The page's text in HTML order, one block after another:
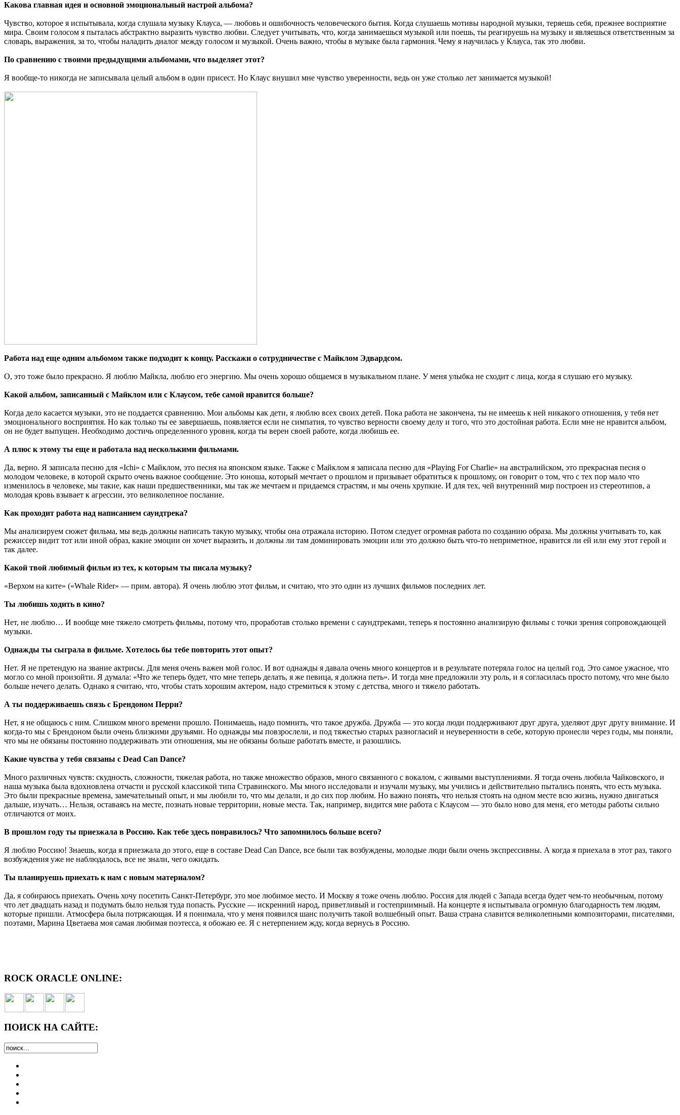
Какова главная идея и основной эмоциональный настрой альбома?
Чувство, которое я испытывала, когда слушала музыку Клауса, — любовь и ошибочность человеческого бытия. Когда слушаешь мотивы народной музыки, теряешь себя, прежнее восприятие
мира. Своим голосом я пыталась абстрактно выразить чувство любви. Следует учитывать, что, когда занимаешься музыкой или поешь, ты реагируешь на музыку и являешься ответственным за
словарь, выражения, за то, чтобы наладить диалог между голосом и музыкой. Очень важно, чтобы в музыке была гармония. Чему я научилась у Клауса, так это любви.
По сравнению с твоими предыдущими альбомами, что выделяет этот?
Я вообще-то никогда не записывала целый альбом в один присест. Но Клаус внушил мне чувство уверенности, ведь он уже столько лет занимается музыкой!
Работа над еще одним альбомом также подходит к концу. Расскажи о сотрудничестве с Майклом Эдвардсом.
О, это тоже было прекрасно. Я люблю Майкла, люблю его энергию. Мы очень хорошо общаемся в музыкальном плане. У меня улыбка не сходит с лица, когда я слушаю его музыку.
Какой альбом, записанный с Майклом или с Клаусом, тебе самой нравится больше?
Когда дело касается музыки, это не поддается сравнению. Мои альбомы как дети, я люблю всех своих детей. Пока работа не закончена, ты не имеешь к ней никакого отношения, у тебя нет
эмоционального восприятия. Но как только ты ее завершаешь, появляется если не симпатия, то чувство верности своему делу и того, что это достойная работа. Если мне не нравится альбом,
он не будет выпущен. Необходимо достичь определенного уровня, когда ты верен своей работе, когда любишь ее.
А плюс к этому ты еще и работала над несколькими фильмами.
Да, верно. Я записала песню для «Ichi» с Майклом, это песня на японском языке. Также с Майклом я записала песню для «Playing For Charlie» на австралийском, это прекрасная песня о
молодом человеке, в которой скрыто очень важное сообщение. Это юноша, который мечтает о прошлом и призывает обратиться к прошлому, он говорит о том, что с тех пор мало что
изменилось в человеке, мы такие, как наши предшественники, мы так же мечтаем и придаемся страстям, и мы очень хрупкие. И для тех, чей внутренний мир построен из стереотипов, а
молодая кровь взывает к агрессии, это великолепное послание.
Как проходит работа над написанием саундтрека?
Мы анализируем сюжет фильма, мы ведь должны написать такую музыку, чтобы она отражала историю. Потом следует огромная работа по созданию образа. Мы должны учитывать то, как
режиссер видит тот или иной образ, какие эмоции он хочет выразить, и должны ли там доминировать эмоции или это должно быть что-то неприметное, нравится ли ей или ему этот герой и
так далее.
Какой твой любимый фильм из тех, к которым ты писала музыку?
«Верхом на ките» («Whale Rider» — прим. автора). Я очень люблю этот фильм, и считаю, что это один из лучших фильмов последних лет.
Ты любишь ходить в кино?
Нет, не люблю… И вообще мне тяжело смотреть фильмы, потому что, проработав столько времени с саундтреками, теперь я постоянно анализирую фильмы с точки зрения сопровождающей
музыки.
Однажды ты сыграла в фильме. Хотелось бы тебе повторить этот опыт?
Нет. Я не претендую на звание актрисы. Для меня очень важен мой голос. И вот однажды я давала очень много концертов и в результате потеряла голос на целый год. Это самое ужасное, что
могло со мной произойти. Я думала: «Что же теперь будет, что мне теперь делать, я же певица, я должна петь». И тогда мне предложили эту роль, и я согласилась просто потому, что мне было
больше нечего делать. Однако я считаю, что, чтобы стать хорошим актером, надо стремиться к этому с детства, много и тяжело работать.
А ты поддерживаешь связь с Брендоном Перри?
Нет, я не общаюсь с ним. Слишком много времени прошло. Понимаешь, надо помнить, что такое дружба. Дружба — это когда люди поддерживают друг друга, уделяют друг другу внимание. И
когда-то мы с Брендоном были очень близкими друзьями. Но однажды мы повзрослели, и под тяжестью старых разногласий и неуверенности в себе, которую пронесли через годы, мы поняли,
что мы не обязаны постоянно поддерживать эти отношения, мы не обязаны больше работать вместе, и разошлись.
Какие чувства у тебя связаны с Dead Can Dance?
Много различных чувств: скудность, сложности, тяжелая работа, но также множество образов, много связанного с вокалом, с живыми выступлениями. Я тогда очень любила Чайковского, и
наша музыка была вдохновлена отчасти и русской классикой типа Стравинского. Мы много исследовали и изучали музыку, мы учились и действительно пытались понять, что есть музыка.
Это были прекрасные времена, замечательный опыт, и мы любили то, что мы делали, и до сих пор любим. Но важно понять, что нельзя стоять на одном месте всю жизнь, нужно двигаться
дальше, изучать… Нельзя, оставаясь на месте, познать новые территории, новые места. Так, например, видится мне работа с Клаусом — это было ново для меня, его методы работы сильно
отличаются от моих.
В прошлом году ты приезжала в Россию. Как тебе здесь понравилось? Что запомнилось больше всего?
Я люблю Россию! Знаешь, когда я приезжала до этого, еще в составе Dead Can Dance, все были так возбуждены, молодые люди были очень экспрессивны. А когда я приехала в этот раз, такого
возбуждения уже не наблюдалось, все не знали, чего ожидать.
Ты планируешь приехать к нам с новым материалом?
Да, я собираюсь приехать. Очень хочу посетить Санкт-Петербург, это мое любимое место. И Москву я тоже очень люблю. Россия для людей с Запада всегда будет чем-то необычным, потому
что лет двадцать назад и подумать было нельзя туда попасть. Русские — искренний народ, приветливый и гостеприимный. На концерте я испытывала огромную благодарность тем людям,
которые пришли. Атмосфера была потрясающая. И я понимала, что у меня появился шанс получить такой волшебный опыт. Ваша страна славится великолепными композиторами, писателями,
поэтами, Марина Цветаева моя самая любимая поэтесса, я обожаю ее. Я с нетерпением жду, когда вернусь в Россию.
ROCK ORACLE ONLINE:
ПОИСК НА САЙТЕ: